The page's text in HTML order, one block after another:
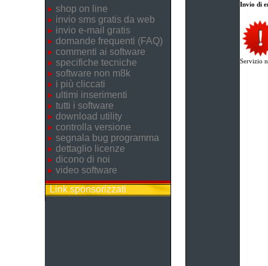
shop on line
invio sms gratis da web
invio e-mail gratis
domande frequenti (FAQ)
commenti ai software
specifiche tecniche
software non m8k
i più cliccati
ultimi inserimenti
tutti i software
download utility
controlla versione
segnala bug programma
dettaglio licenze
dicono di noi
video software
Link sponsorizzati
Invio di
Servizio